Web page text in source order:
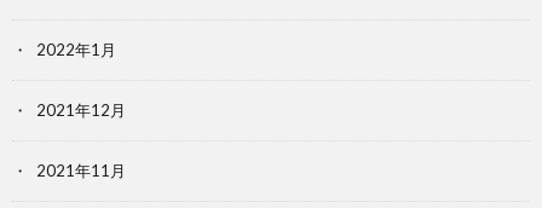
2022年1月
2021年12月
2021年11月